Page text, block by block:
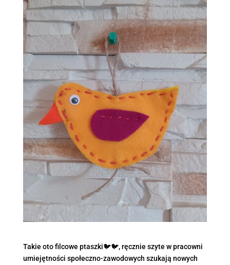
Takie oto filcowe ptaszki🐦🐦, ręcznie szyte w pracowni
umiejętności społeczno-zawodowych szukają nowych